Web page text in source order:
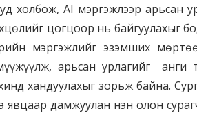
холбож, AI мэргэжлээр арьсан
цогцоор нь байгуулахыг
мэргэжлийг эзэмших
арьсан урлагийг анги
хандуулахыг зорьж байна.
явцаар дамжуулан нэн олон